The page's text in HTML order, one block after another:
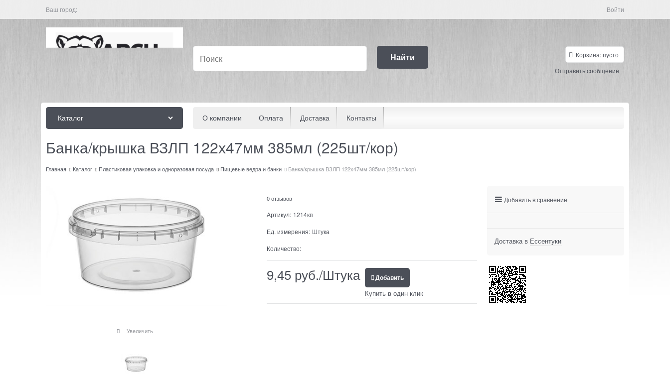
Ваш город: Войти
Найти Корзина:пусто
Отправить сообщение
Каталог О компании Оплата Доставка Контакты
Банка/крышка ВЗЛП 122х47мм 385мл (225шт/кор)
Главная Каталог Пластиковая упаковка и одноразовая посуда Пищевые ведра и банки Банка/крышка ВЗЛП 122х47мм 385мл (225шт/кор)
Увеличить
0 отзывов
Артикул: 1214кп
Ед. измерения: Штука
Количество:
9,45 руб./Штука Добавить
Купить в один клик
Добавить в сравнение
Доставка в Ессентуки